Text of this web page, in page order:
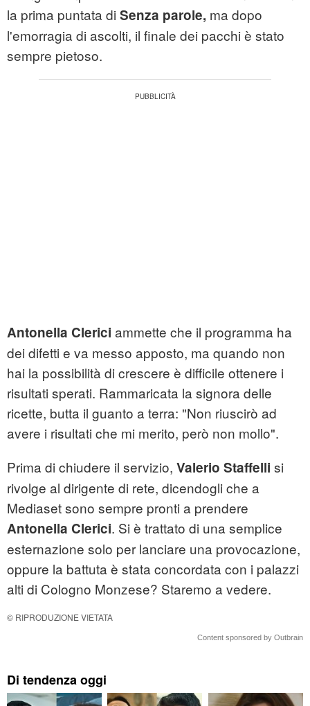
la prima puntata di Senza parole, ma dopo
l'emorragia di ascolti, il finale dei pacchi è stato
sempre pietoso.
Antonella Clerici ammette che il programma ha
dei difetti e va messo apposto, ma quando non
hai la possibilità di crescere è difficile ottenere i
risultati sperati. Rammaricata la signora delle
ricette, butta il guanto a terra: "Non riuscirò ad
avere i risultati che mi merito, però non mollo".
Prima di chiudere il servizio, Valerio Staffelli si
rivolge al dirigente di rete, dicendogli che a
Mediaset sono sempre pronti a prendere
Antonella Clerici. Si è trattato di una semplice
esternazione solo per lanciare una provocazione,
oppure la battuta è stata concordata con i palazzi
alti di Cologno Monzese? Staremo a vedere.
© RIPRODUZIONE VIETATA
Content sponsored by Outbrain
Di tendenza oggi